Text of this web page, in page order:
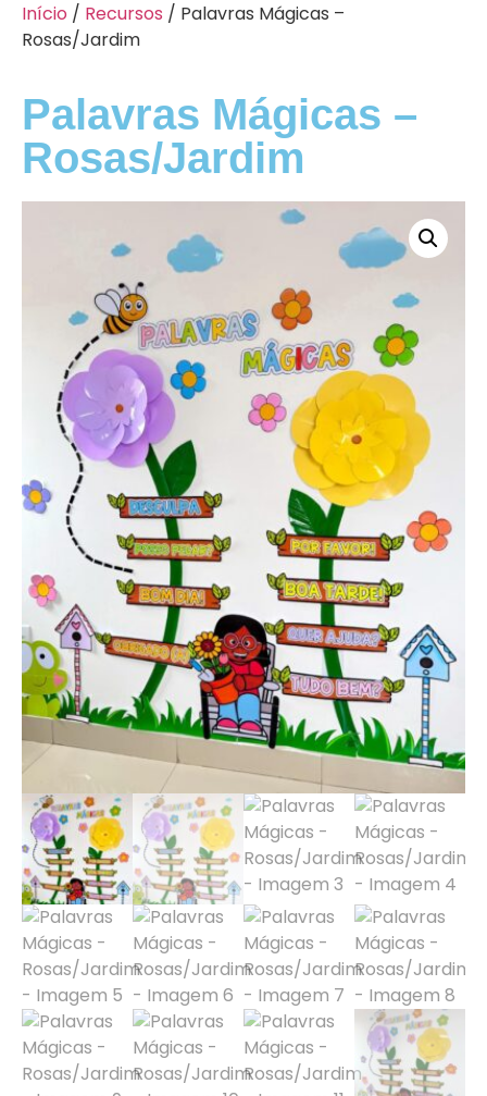
Início / Recursos / Palavras Mágicas –
Rosas/Jardim
Palavras Mágicas –
Rosas/Jardim